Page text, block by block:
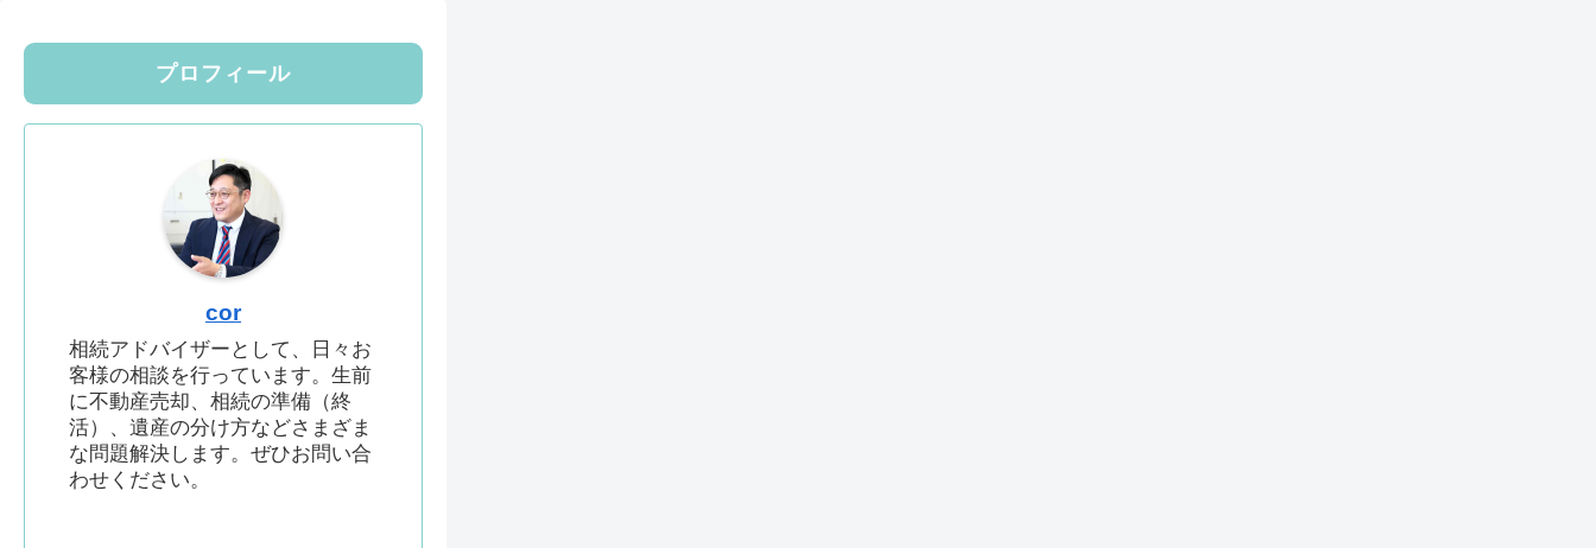
プロフィール
cor
相続アドバイザーとして、日々お
客様の相談を行っています。生前
に不動産売却、相続の準備（終
活）、遺産の分け方などさまざま
な問題解決します。ぜひお問い合
わせください。